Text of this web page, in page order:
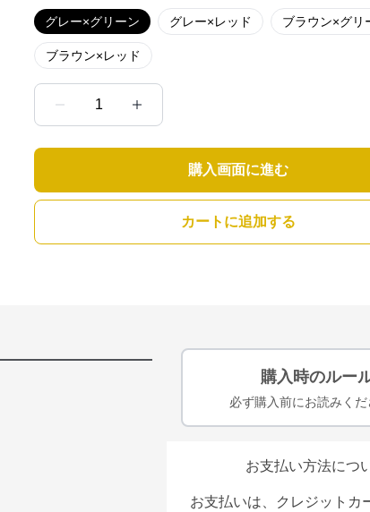
グレー×グリーン グレー×レッド ブラウン×グリ
ブラウン×レッド
1
購入画面に進む
カートに追加する
購入時のルー
必ず購入前にお読みくだ
お支払い方法につ
お支払いは、クレジットカ